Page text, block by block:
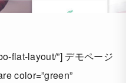
flat-layout/”] デモページ
color=”green”